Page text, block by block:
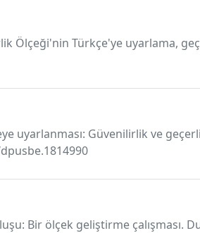
Ölçeği'nin Türkçe'ye uyarlama,
uyarlanması: Güvenilirlik ve
Bir ölçek geliştirme çalışması.